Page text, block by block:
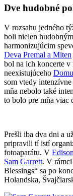
Dve hudobné
V rozsahu jedného
boli nielen
harmonizujúcim
Deva Premal a Miten
bol na ich koncerte v
neexistujúceho
som vtedy
mňa nebolo také
to bolo pre mňa viac
Prešli iba dva dni a
pripravili tí istí
fotoaparátu. V
Sam Garrett. V
Blessings“ sa po
Holandska,